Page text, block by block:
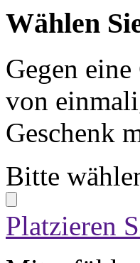
Wählen
Gegen
von
Geschenk
Bitte
Platzieren